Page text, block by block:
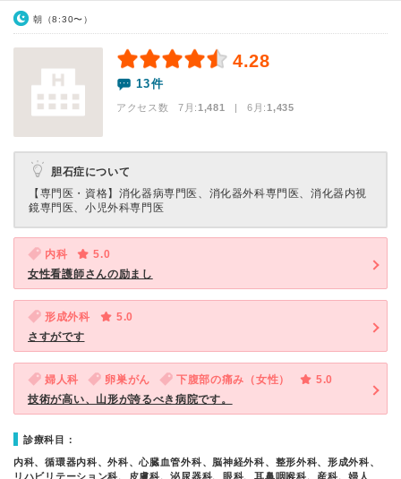
朝（8:30〜）
4.28
13件
アクセス数 7月:1,481 | 6月:1,435
胆石症について
【専門医・資格】 消化器病専門医、消化器外科専門医、消化器内視
鏡専門医、小児外科専門医
内科
5.0
女性看護師さんの励まし
形成外科
5.0
さすがです
婦人科 卵巣がん 下腹部の痛み（女性）
5.0
技術が高い、山形が誇るべき病院です。
診療科目：
内科、循環器内科、外科、心臓血管外科、脳神経外科、整形外科、形成外科、
リハビリテーション科、皮膚科、泌尿器科、眼科、耳鼻咽喉科、産科、婦人